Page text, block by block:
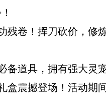
残卷！挥刀砍价，修
备道具，拥有强大灵
盒震撼登场！活动期